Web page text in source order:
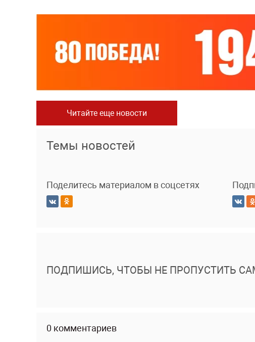
Читайте еще новости
Темы новостей
Поделитесь материалом в соцсетях
ПОДПИШИСЬ, ЧТОБЫ НЕ ПРОПУСТИТЬ
0 комментариев